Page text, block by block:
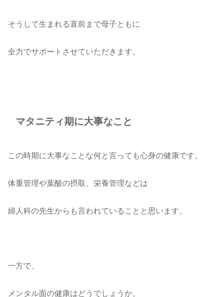
そうして生まれる直前まで母子ともに
全力でサポートさせていただきます。
マタニティ期に大事なこと
この時期に大事なことな何と言っても心身の健康です。
体重管理や葉酸の摂取、栄養管理などは
婦人科の先生からも言われていることと思います。
一方で、
メンタル面の健康はどうでしょうか。